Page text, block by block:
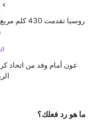
روسيا
عون أمام وفد من اتحاد
ما هو رد فعلك؟